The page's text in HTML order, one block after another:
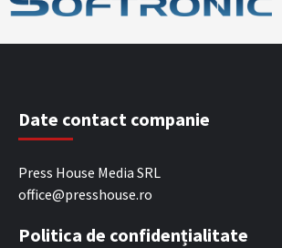
Date contact companie
Press House Media SRL
office@presshouse.ro
Politica de confidențialitate